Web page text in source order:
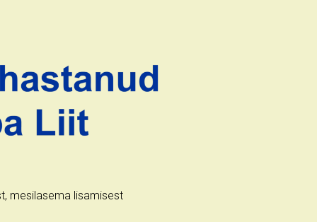
mesilasema lisamisest